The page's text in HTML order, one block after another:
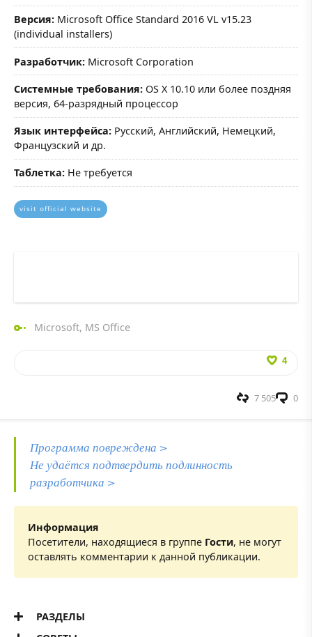
Версия: Microsoft Office Standard 2016 VL v15.23
(individual installers)
Разработчик: Microsoft Corporation
Системные требования: OS X 10.10 или более поздняя
версия, 64-разрядный процессор
Язык интерфейса: Русский, Английский, Немецкий,
Французский и др.
Таблетка: Не требуется
visit official website
Microsoft, MS Office
4
0
7 505
Программа повреждена >
Не удаётся подтвердить подлинность
разработчика >
Информация
Посетители, находящиеся в группе Гости, не могут
оставлять комментарии к данной публикации.
РАЗДЕЛЫ